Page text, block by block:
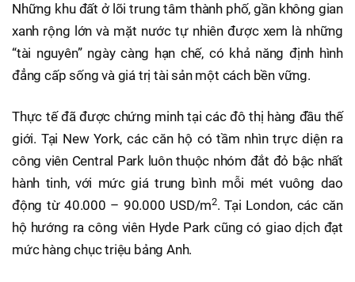
Những khu đất ở lõi trung tâm thành phố, gần không gian
xanh rộng lớn và mặt nước tự nhiên được xem là những
“tài nguyên” ngày càng hạn chế, có khả năng định hình
đẳng cấp sống và giá trị tài sản một cách bền vững.
Thực tế đã được chứng minh tại các đô thị hàng đầu thế
giới. Tại New York, các căn hộ có tầm nhìn trực diện ra
công viên Central Park luôn thuộc nhóm đắt đỏ bậc nhất
hành tinh, với mức giá trung bình mỗi mét vuông dao
động từ 40.000 – 90.000 USD/m2. Tại London, các căn
hộ hướng ra công viên Hyde Park cũng có giao dịch đạt
mức hàng chục triệu bảng Anh.